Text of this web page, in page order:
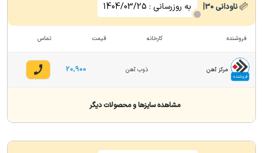
ناودانی30
| به روزرسانی : 1404/03/25
فروشنده کارخانه قیمت تماس
فروشنده
مرکز آهن ذوب آهن 20,900
مشاهده سایزها و محصولات دیگر